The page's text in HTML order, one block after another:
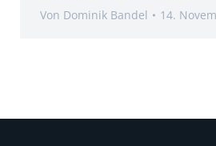
Von Dominik Bandel 14.